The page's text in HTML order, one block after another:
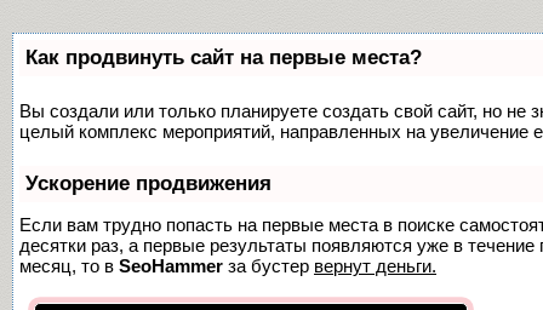
Как продвинуть сайт на первые места?
Вы создали или только планируете создать свой сайт, но не
целый комплекс мероприятий, направленных на увеличение
Ускорение продвижения
Если вам трудно попасть на первые места в поиске
десятки раз, а первые результаты появляются уже в
месяц, то в SeoHammer за бустер вернут деньги.